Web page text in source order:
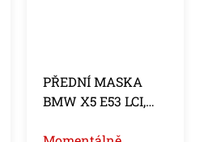
PŘEDNÍ MASKA
BMW X5 E53 LCI,